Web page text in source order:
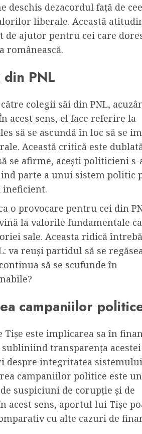
dezacordul față de
liberale. Această
de ajutor pentru cei care
românească.
PNL
colegii săi din PNL,
acest sens, el face referire la
să se ascundă în loc să se
Această critică este
se afirme, acești politicieni s-
parte a unui sistem politic
ineficient.
o provocare pentru cei din
la valorile fundamentale
sale. Aceasta ridică
reuși partidul să se
să se scufunde în
campaniilor
este implicarea sa în
transparența acestei
despre integritatea sistemului
campaniilor politice este un
suspiciuni de corupție și de
acest sens, aportul lui Tișe
cu alte cazuri de